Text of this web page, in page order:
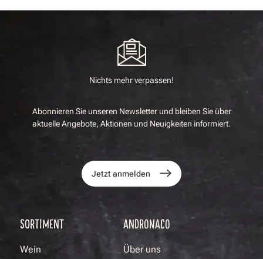
Nichts mehr verpassen!
Abonnieren Sie unseren Newsletter und bleiben Sie über
aktuelle Angebote, Aktionen und Neuigkeiten informiert.
Jetzt anmelden
SORTIMENT
Wein
ANDRONACO
Über uns